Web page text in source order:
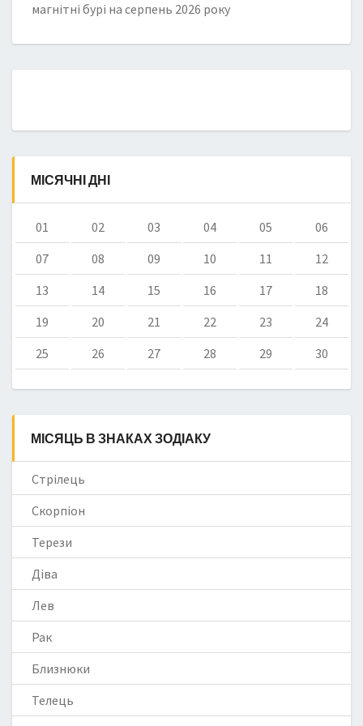
магнітні бурі на серпень 2026 року
МІСЯЧНІ ДНІ
01 02 03 04 05
06
07
08 09 10 11
12
13
14 15 16 17
18
19
20 21 22 23
24
25
26 27 28 29 30
МІСЯЦЬ В ЗНАКАХ ЗОДІАКУ
Стрілець
Скорпіон
Терези
Діва
Лев
Рак
Близнюки
Телець